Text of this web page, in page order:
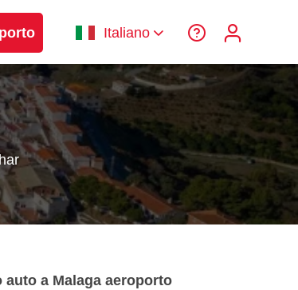
Italiano
auto a Malaga aeroporto